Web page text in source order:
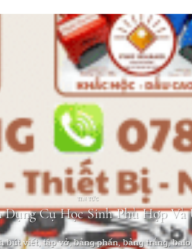
TIN TỨC
Dụng Cụ Học Sinh Phù Hợp
bút viết, tập vở, bảng phấn, bảng trắng,